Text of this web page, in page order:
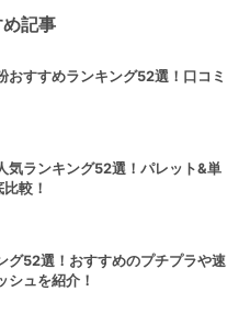
記事
おすすめランキング52選！口コミ
気ランキング52選！パレット&単
較！
グ52選！おすすめのプチプラや速
シュを紹介！